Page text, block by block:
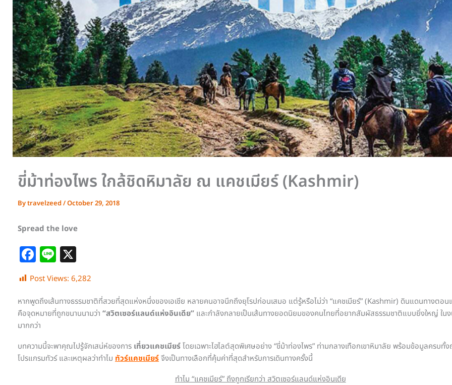
ขี่ม้าท่องไพร ใกล้ชิดหิมาลัย ณ แคชเมียร์ (Kashmir)
Bytravelzeed/October 29, 2018
Spread the love
F
a
c
e
b
o
o
k
Li
n
e
Post Views: 6,282
หากพูดถึงเส้นทางธรรมชาติที่สวยที่สุดแห่งหนึ่งของเอเชีย หลายคนอาจนึกถึงยุโรปก่อนเสมอ แต่รู้หรือไม่ว่า “แคชเมียร์” (Kashmir) ดินแดนทางตอน
คือจุดหมายที่ถูกขนานนามว่า “สวิตเซอร์แลนด์แห่งอินเดีย” และกำลังกลายเป็นเส้นทางยอดนิยมของคนไทยที่อยากสัมผัสธรรมชาติแบบยิ่งใหญ่ ในง
มากกว่า
บทความนี้จะพาคุณไปรู้จักเสน่ห์ของการ เที่ยวแคชเมียร์โดยเฉพาะไฮไลต์สุดพิเศษอย่าง “ขี่ม้าท่องไพร” ท่ามกลางเทือกเขาหิมาลัย พร้อมข้อมูลครบทั้ง
โปรแกรมทัวร์ และเหตุผลว่าทำไม ทัวร์แคชเมียร์จึงเป็นทางเลือกที่คุ้มค่าที่สุดสำหรับการเดินทางครั้งนี้
ทำไม “แคชเมียร์” ถึงถูกเรียกว่า สวิตเซอร์แลนด์แห่งอินเดีย